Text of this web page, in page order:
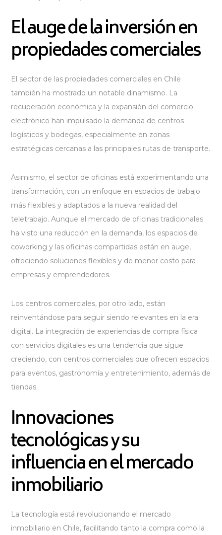
El auge de la inversión en
propiedades comerciales
El sector de las propiedades comerciales en Chile
también ha mostrado un notable dinamismo. La
recuperación económica y la expansión del comercio
electrónico han impulsado la demanda de centros
logísticos y bodegas, especialmente en zonas
estratégicas cercanas a las principales rutas de transporte.
Asimismo, el sector de oficinas está experimentando una
transformación, con un enfoque en espacios de trabajo
más flexibles y adaptados a la nueva realidad del
teletrabajo. Aunque el mercado de oficinas tradicionales
ha visto una reducción en la demanda, los espacios de
coworking y las oficinas compartidas están en auge,
ofreciendo soluciones flexibles y de menor costo para
empresas y emprendedores.
Los centros comerciales, por otro lado, están
reinventándose para seguir siendo relevantes en la era
digital. La integración de experiencias de compra física
con servicios digitales es una tendencia que sigue
creciendo, con centros comerciales que ofrecen espacios
para eventos, gastronomía y entretenimiento, además de
tiendas.
Innovaciones
tecnológicas y su
influencia en el mercado
inmobiliario
La tecnología está revolucionando el mercado
inmobiliario en Chile, facilitando tanto la compra como la